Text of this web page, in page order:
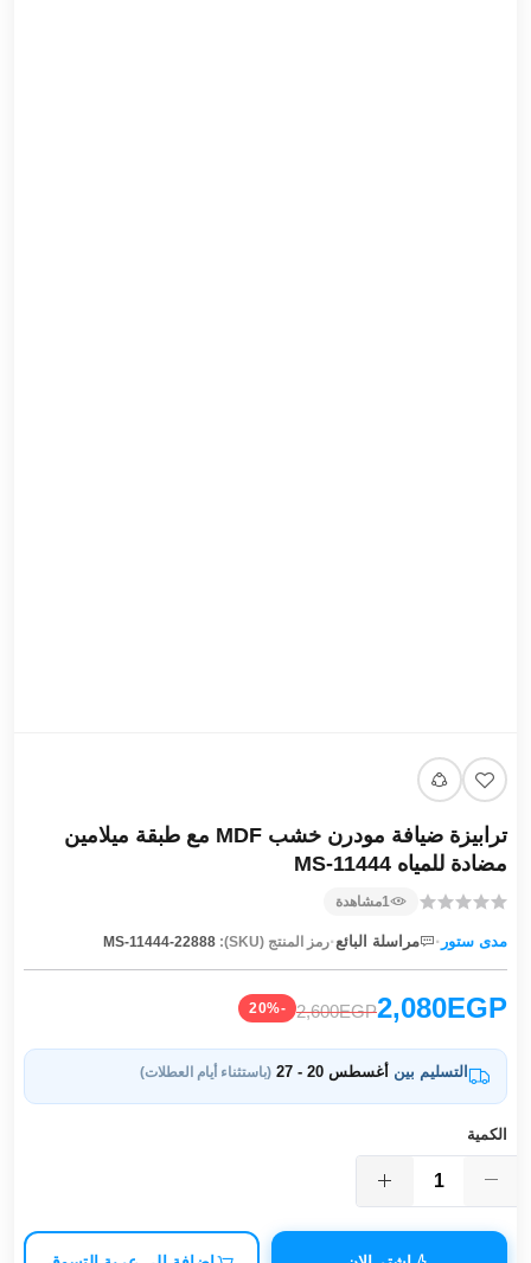
ترابيزة ضيافة مودرن خشب MDF مع طبقة ميلامين
مضادة للمياه MS-11444
1مشاهدة
مدى ستور · مراسلة البائع·رمز المنتج (SKU): MS-11444-22888
2,080EGP
2,600EGP
-20%
التسليم بين أغسطس 20 - 27 (باستثناء أيام العطلات)
الكمية